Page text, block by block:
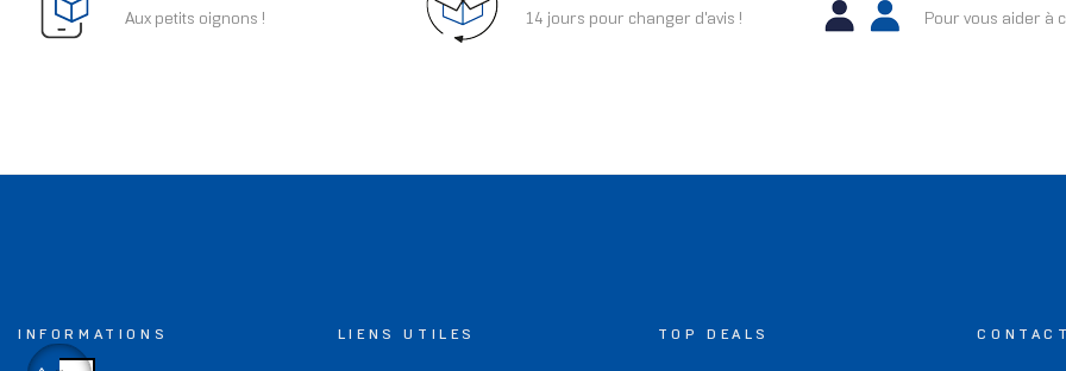
Aux petits oignons ! 14 jours pour changer d'avis ! Pour vous aider à
INFORMATIONS LIENS UTILES TOP DEALS